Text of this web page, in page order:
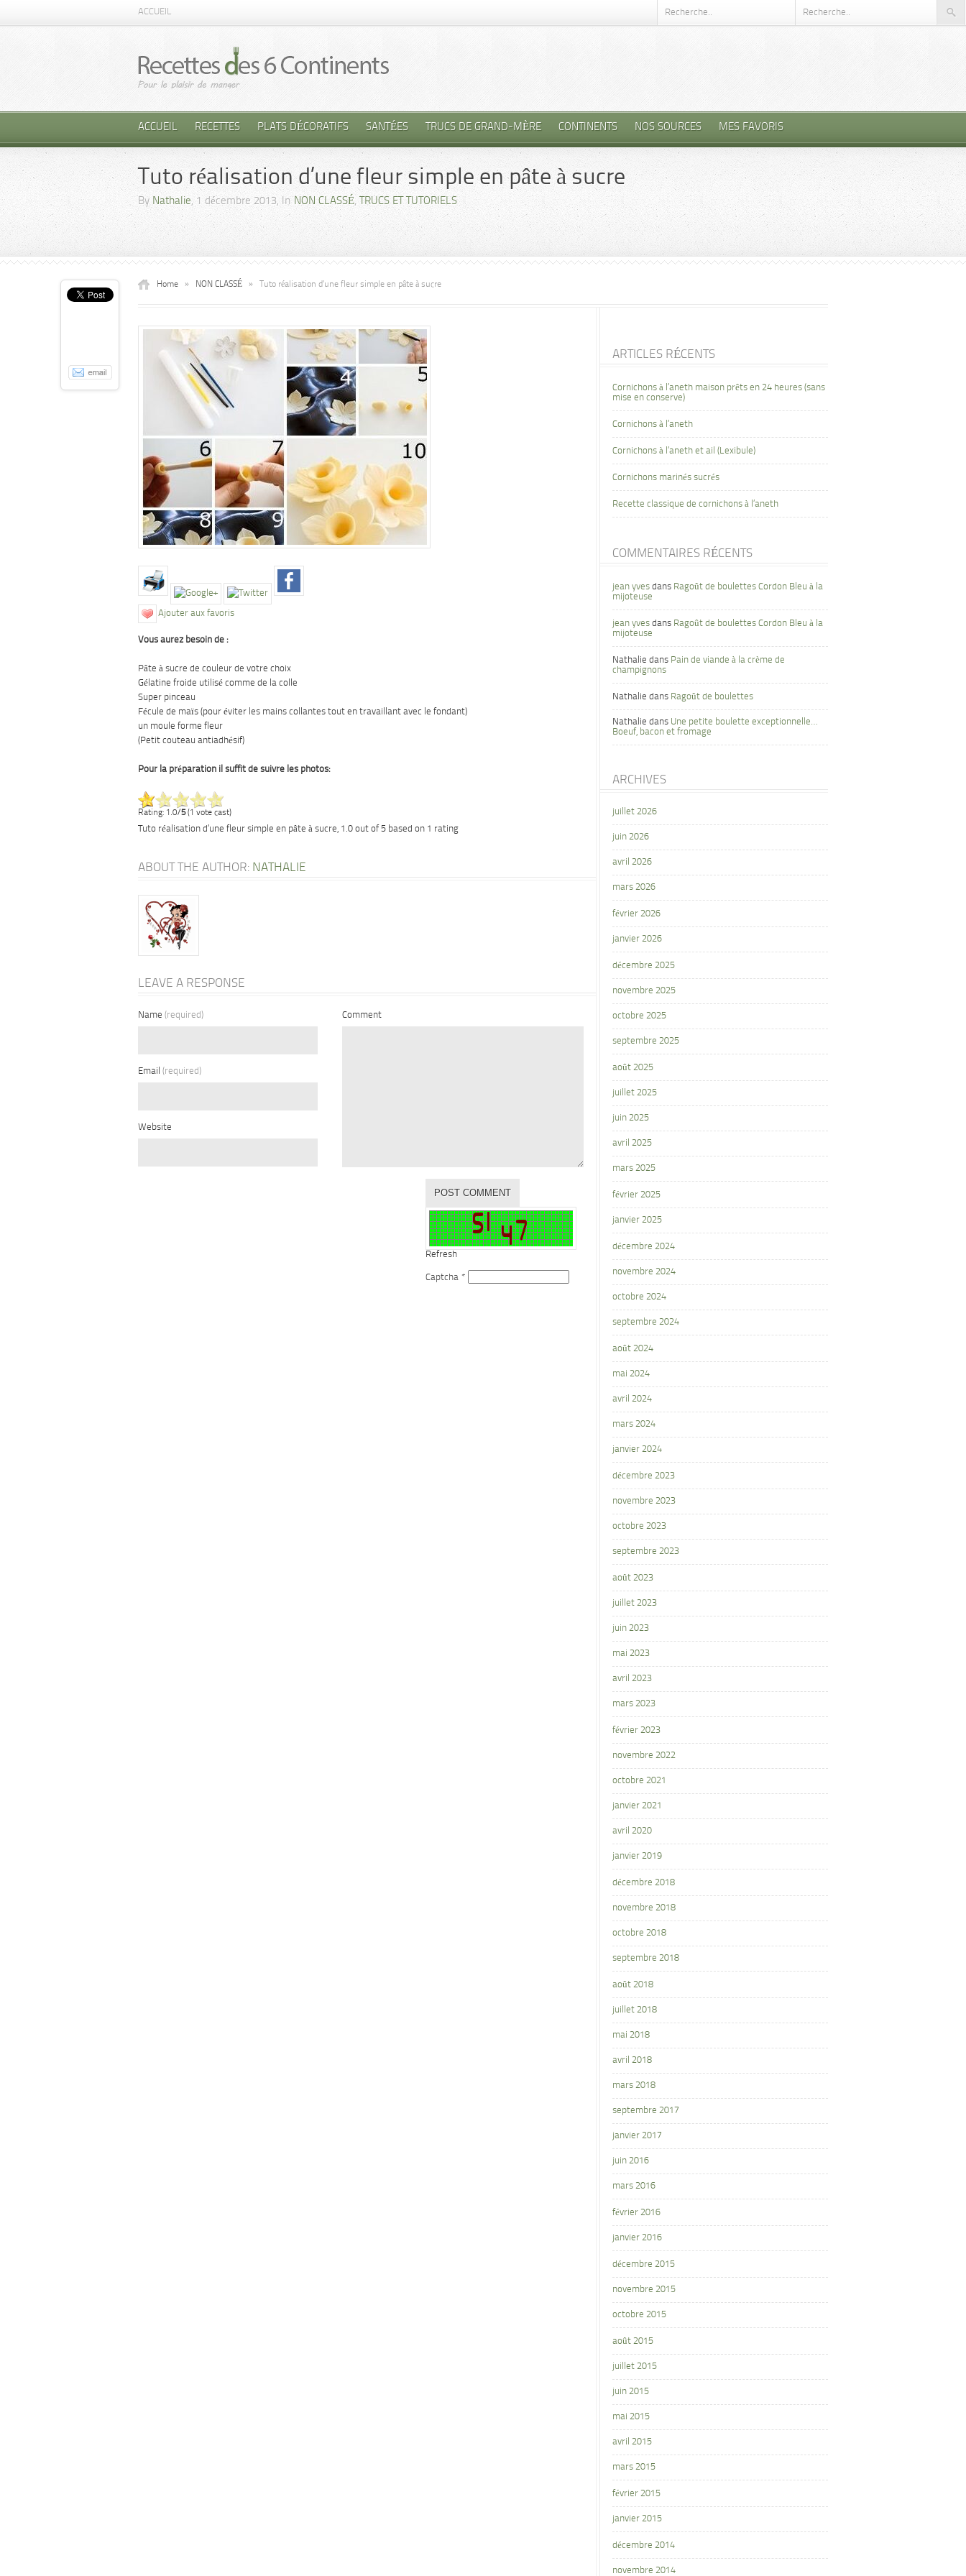
ACCUEIL
ACCUEIL RECETTES PLATS DÉCORATIFS SANTÉES TRUCS DE GRAND-MÈRE CONTINENTS NOS SOURCES MES FAVORIS
Tuto réalisation d’une fleur simple en pâte à sucre
By Nathalie, 1 décembre 2013, In NON CLASSÉ, TRUCS ET TUTORIELS
Home » NON CLASSÉ » Tuto réalisation d’une fleur simple en pâte à sucre
Ajouter aux favoris
Vous aurez besoin de :
Pâte à sucre de couleur de votre choix
Gélatine froide utilisé comme de la colle
Super pinceau
Fécule de maïs (pour éviter les mains collantes tout en travaillant avec le fondant)
un moule forme fleur
(Petit couteau antiadhésif)
Pour la préparation il suffit de suivre les photos:
Rating: 1.0/5(1 vote cast)
Tuto réalisation d’une fleur simple en pâte à sucre, 1.0 out of 5 based on 1 rating
ABOUT THE AUTHOR: NATHALIE
LEAVE A RESPONSE
Name (required)
Email (required)
Website
Comment
Refresh
Captcha *
ARTICLES RÉCENTS
Cornichons à l’aneth maison prêts en 24 heures (sans
mise en conserve)
Cornichons à l’aneth
Cornichons à l’aneth et ail (Lexibule)
Cornichons marinés sucrés
Recette classique de cornichons à l’aneth
COMMENTAIRES RÉCENTS
jean yves dans Ragoût de boulettes Cordon Bleu à la
mijoteuse
jean yves dans Ragoût de boulettes Cordon Bleu à la
mijoteuse
Nathalie dans Pain de viande à la crème de
champignons
Nathalie dans Ragoût de boulettes
Nathalie dans Une petite boulette exceptionnelle…
Boeuf, bacon et fromage
ARCHIVES
juillet 2026
juin 2026
avril 2026
mars 2026
février 2026
janvier 2026
décembre 2025
novembre 2025
octobre 2025
septembre 2025
août 2025
juillet 2025
juin 2025
avril 2025
mars 2025
février 2025
janvier 2025
décembre 2024
novembre 2024
octobre 2024
septembre 2024
août 2024
mai 2024
avril 2024
mars 2024
janvier 2024
décembre 2023
novembre 2023
octobre 2023
septembre 2023
août 2023
juillet 2023
juin 2023
mai 2023
avril 2023
mars 2023
février 2023
novembre 2022
octobre 2021
janvier 2021
avril 2020
janvier 2019
décembre 2018
novembre 2018
octobre 2018
septembre 2018
août 2018
juillet 2018
mai 2018
avril 2018
mars 2018
septembre 2017
janvier 2017
juin 2016
mars 2016
février 2016
janvier 2016
décembre 2015
novembre 2015
octobre 2015
août 2015
juillet 2015
juin 2015
mai 2015
avril 2015
mars 2015
février 2015
janvier 2015
décembre 2014
novembre 2014